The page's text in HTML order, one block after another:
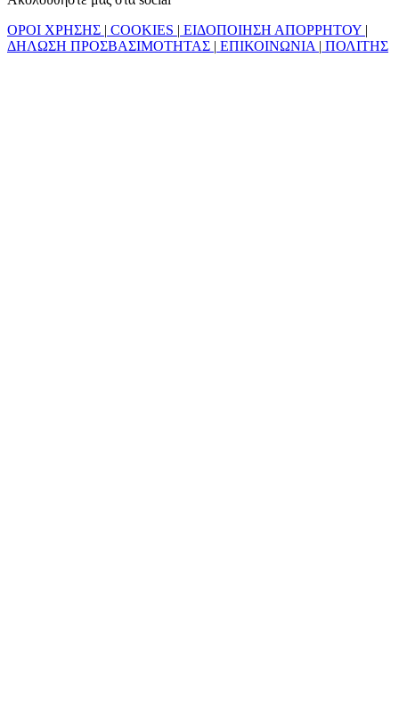
ΟΡΟΙ ΧΡΗΣΗΣ | COOKIES | ΕΙΔΟΠΟΙΗΣΗ ΑΠΟΡΡΗΤΟΥ |
ΔΗΛΩΣΗ ΠΡΟΣΒΑΣΙΜΟΤΗΤΑΣ | ΕΠΙΚΟΙΝΩΝΙΑ | ΠΟΛΙΤΗΣ